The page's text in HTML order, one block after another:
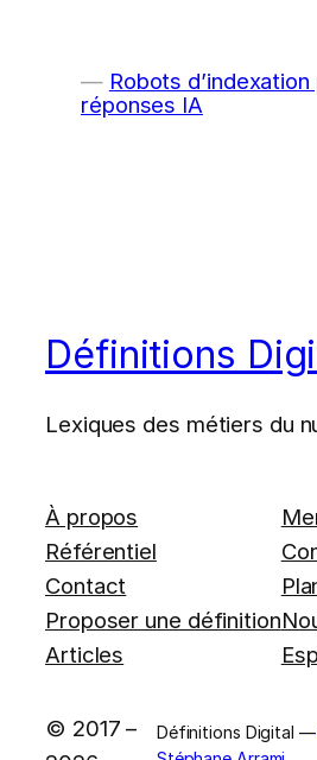
Robots
réponses IA
Définitions
Lexiques des métiers du
À propos
Référentiel
Contact
Proposer une définition
Articles
© 2017 –
Définitions Digital —